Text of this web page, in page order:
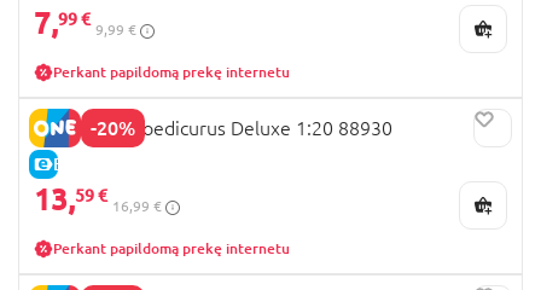
7,99 €
9,99 €
Perkant papildomą prekę internetu
-20%
E-KAINA
COLLECTA Doedicurus Deluxe 1:20 88930
13,59 €
16,99 €
Perkant papildomą prekę internetu